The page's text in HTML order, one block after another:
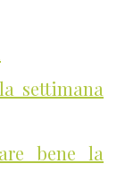
settimana
bene la